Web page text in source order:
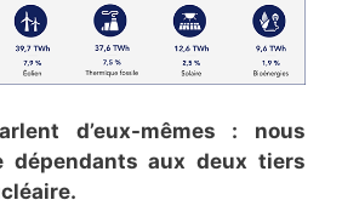
d’eux-mêmes : nous
dépendants aux deux tiers